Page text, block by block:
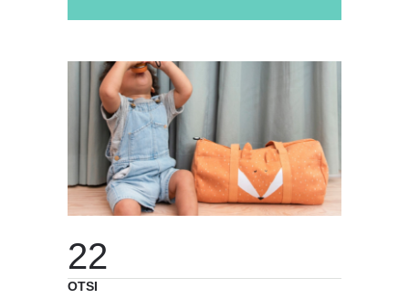
22
OTSI